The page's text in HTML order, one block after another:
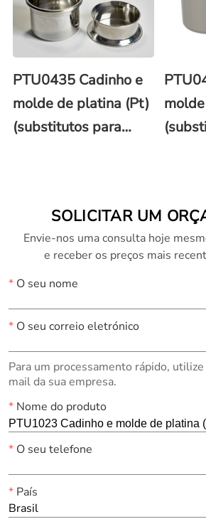
PTU0435 Cadinho e
molde de platina (Pt)
(substitutos para
SOLICITAR UM
Envie-nos uma consulta hoje
e receber os preços mais
*O seu nome
*O seu correio eletrónico
Para um processamento rápido,
mail da sua empresa.
*Nome do produto
*O seu telefone
*País
Brasil